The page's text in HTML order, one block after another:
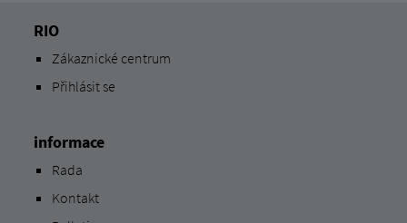
RIO
Zákaznické centrum
Přihlásit se
informace
Rada
Kontakt